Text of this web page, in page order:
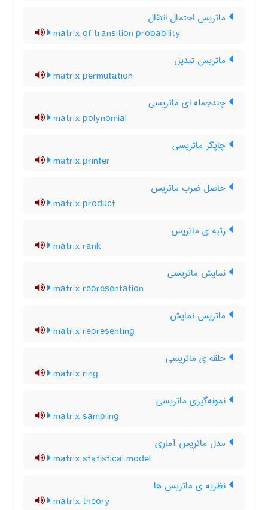
ماتریس احتمال انتقال
matrix of transition probability
ماتریس تبدیل
matrix permutation
چندجمله ای ماتریسی
matrix polynomial
چاپگر ماتریسی
matrix printer
حاصل ضرب ماتریس
matrix product
رتبه ی ماتریس
matrix rank
نمایش ماتریسی
matrix representation
ماتریس نمایش
matrix representing
حلقه ی ماتریسی
matrix ring
نمونه‌گیری ماتریسی
matrix sampling
مدل ماتریس آماری
matrix statistical model
نظریه ی ماتریس ها
matrix theory